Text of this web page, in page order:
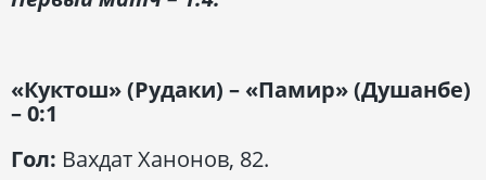
«Куктош» (Рудаки) – «Памир» (Душанбе)
– 0:1
Гол: Вахдат Ханонов, 82.